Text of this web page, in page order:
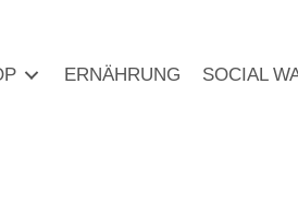
ERNÄHRUNG SOCIAL